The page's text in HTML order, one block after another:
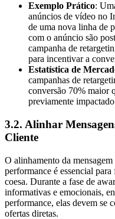
Exemplo Prático:
anúncios de vídeo no
de uma nova linha de
com o anúncio são
campanha de
para incentivar a
Estatística de
campanhas de
conversão 70% maior
previamente
3.2. Alinhar
Cliente
O alinhamento da mensagem
performance é essencial
coesa. Durante a fase de
informativas e emocionais,
performance, elas devem se
ofertas diretas.